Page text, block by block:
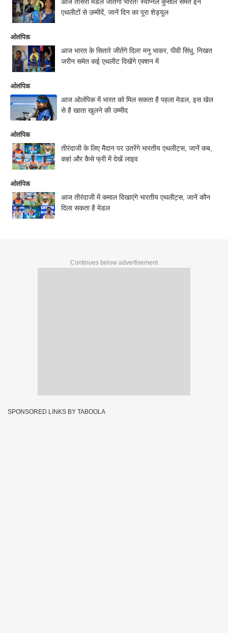
एथलीटों से उम्मीदें, जानें दिन का पूरा शेड्यूल
ओलंपिक
आज भारत के सितारे जीतेंगे दिल! मनु भाकर, पीवी सिंधु, निखत
जरीन समेत कई एथलीट दिखेंगे एक्शन में
ओलंपिक
आज ओलंपिक में भारत को मिल सकता है पहला मेडल, इस खेल
से है खाता खुलने की उम्मीद
ओलंपिक
तीरंदाजी के लिए मैदान पर उतरेंगे भारतीय एथलीट्स, जानें कब,
कहां और कैसे फ्री में देखें लाइव
ओलंपिक
आज तीरंदाजी में कमाल दिखाएंगे भारतीय एथलीट्स, जानें कौन
दिला सकता है मेडल
Continues below advertisement
SPONSORED LINKS BY TABOOLA